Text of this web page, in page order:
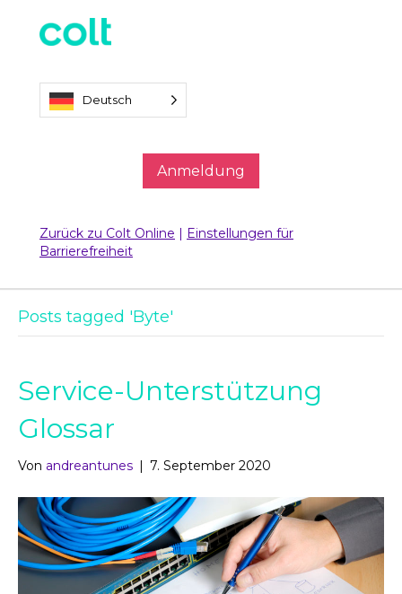
Deutsch
Anmeldung
Zurück zu Colt Online
Einstellungen für
Barrierefreiheit
Posts tagged 'Byte'
Service-Unterstützung
Glossar
Von andreantunes 7. September 2020